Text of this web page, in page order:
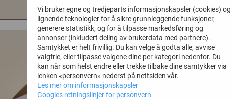
Vi bruker egne og tredjeparts informasjonskapsler (cookies) og
lignende teknologier for å sikre grunnleggende funksjoner,
generere statistikk, og for å tilpasse markedsføring og
annonser (inkludert deling av brukerdata med partnere).
Samtykket er helt frivillig. Du kan velge å godta alle, avvise
valgfrie, eller tilpasse valgene dine per kategori nedenfor. Du
kan når som helst endre eller trekke tilbake dine samtykker via
lenken «personvern» nederst på nettsiden vår.
Les mer om informasjonskapsler
Googles retningslinjer for personvern